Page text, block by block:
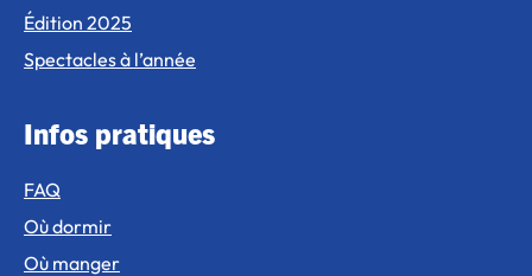
Édition 2025
Spectacles à l’année
Infos pratiques
FAQ
Où dormir
Où manger